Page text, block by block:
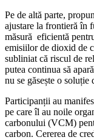
Pe de altă parte,
ajustare la frontieră în
măsură eficientă
emisiilor de dioxid de
subliniat că riscul de
putea continua să
nu se găsește o soluție
Participanții au
pe care îl au noile
carbonului (VCM)
carbon. Cererea de